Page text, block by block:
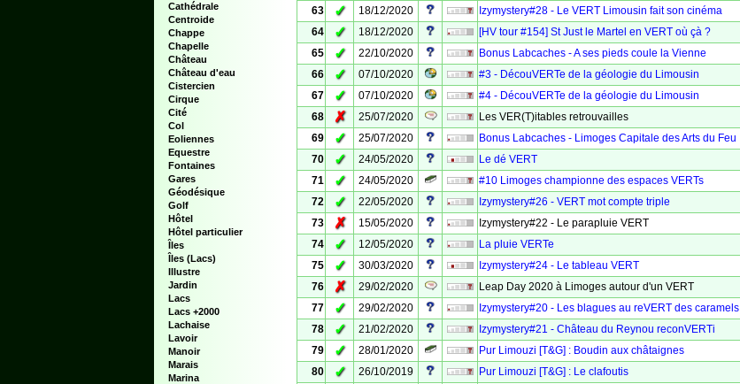
Cathédrale
Centroide
Chappe
Chapelle
Château
Château d'eau
Cistercien
Cirque
Cité
Col
Eoliennes
Equestre
Fontaines
Gares
Géodésique
Golf
Hôtel
Hôtel particulier
Îles
Îles (Lacs)
Illustre
Jardin
Lacs
Lacs +2000
Lachaise
Lavoir
Manoir
Marais
Marina
63
✓ 18/12/2020
Izymystery#28 - Le VERT Limousin fait son cinéma
64
✓ 18/12/2020
[HV tour #154] St Just le Martel en VERT où çà ?
65
✓ 22/10/2020
Bonus Labcaches - A ses pieds coule la Vienne
66
✓ 07/10/2020
#3 - DécouVERTe de la géologie du Limousin
67
✓ 07/10/2020
#4 - DécouVERTe de la géologie du Limousin
68
✗ 25/07/2020
Les VER(T)itables retrouvailles
69
✓ 25/07/2020
Bonus Labcaches - Limoges Capitale des Arts du Feu
70
✓ 24/05/2020
Le dé VERT
71
✓ 24/05/2020
#10 Limoges championne des espaces VERTs
72
✓ 22/05/2020
Izymystery#26 - VERT mot compte triple
73
✗ 15/05/2020
Izymystery#22 - Le parapluie VERT
74
✓ 12/05/2020
La pluie VERTe
75
✓ 30/03/2020
Izymystery#24 - Le tableau VERT
76
✗ 29/02/2020
Leap Day 2020 à Limoges autour d'un VERT
77
✓ 29/02/2020
Izymystery#20 - Les blagues au reVERT des caramels
78
✓ 21/02/2020
Izymystery#21 - Château du Reynou reconVERTi
79
✓ 28/01/2020
Pur Limouzi [T&G] : Boudin aux châtaignes
80
✓ 26/10/2019
Pur Limouzi [T&G] : Le clafoutis